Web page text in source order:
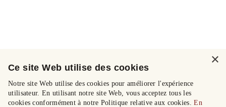
×
Ce site Web utilise des cookies
Notre site Web utilise des cookies pour améliorer l'expérience
utilisateur. En utilisant notre site Web, vous acceptez tous les
cookies conformément à notre Politique relative aux cookies.En